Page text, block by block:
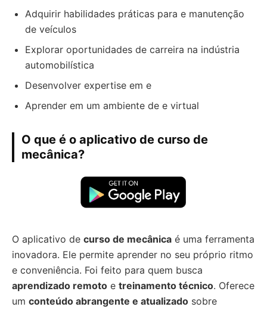
Adquirir habilidades práticas para e manutenção
de veículos
Explorar oportunidades de carreira na indústria
automobilística
Desenvolver expertise em e
Aprender em um ambiente de e virtual
O que é o aplicativo de curso de
mecânica?
O aplicativo de curso de mecânica é uma ferramenta
inovadora. Ele permite aprender no seu próprio ritmo
e conveniência. Foi feito para quem busca
aprendizado remoto e treinamento técnico. Oferece
um conteúdo abrangente e atualizado sobre